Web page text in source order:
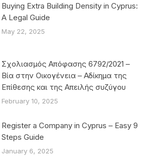
Buying Extra Building Density in Cyprus:
A Legal Guide
May 22, 2025
Σχολιασμός Απόφασης 6792/2021 –
Βία στην Οικογένεια – Αδίκημα της
Επίθεσης και της Απειλής συζύγου
February 10, 2025
Register a Company in Cyprus – Easy 9
Steps Guide
January 6, 2025